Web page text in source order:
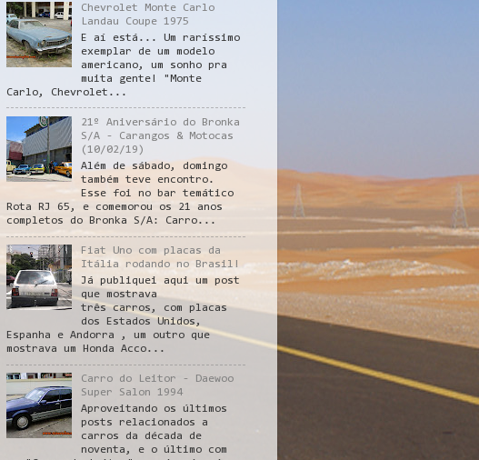
Chevrolet Monte Carlo
Landau Coupe 1975
E aí está... Um raríssimo
exemplar de um modelo
americano, um sonho pra
muita gente! "Monte
Carlo, Chevrolet...
21º Aniversário do Bronka
S/A - Carangos & Motocas
(10/02/19)
Além de sábado, domingo
também teve encontro.
Esse foi no bar temático
Rota RJ 65, e comemorou os 21 anos
completos do Bronka S/A: Carro...
Fiat Uno com placas da
Itália rodando no Brasil!
Já publiquei aqui um post
que mostrava
três carros, com placas
dos Estados Unidos,
Espanha e Andorra , um outro que
mostrava um Honda Acco...
Carro do Leitor - Daewoo
Super Salon 1994
Aproveitando os últimos
posts relacionados a
carros da década de
noventa, e o último com